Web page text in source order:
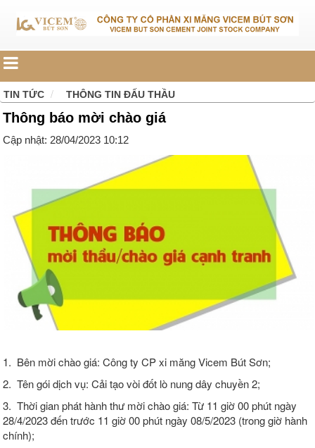
TIN TỨC THÔNG TIN ĐẤU THẦU
Thông báo mời chào giá
Cập nhật: 28/04/2023 10:12
1. Bên mời chào giá: Công ty CP xi măng Vicem Bút Sơn;
2. Tên gói dịch vụ: Cải tạo vòi đốt lò nung dây chuyền 2;
3. Thời gian phát hành thư mời chào giá: Từ 11 giờ 00 phút ngày
28/4/2023 đến trước 11 giờ 00 phút ngày 08/5/2023 (trong giờ hành
chính);